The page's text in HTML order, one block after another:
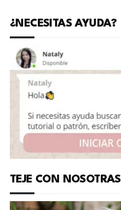
¿NECESITAS AYUDA?
TEJE CON NOSOTRAS